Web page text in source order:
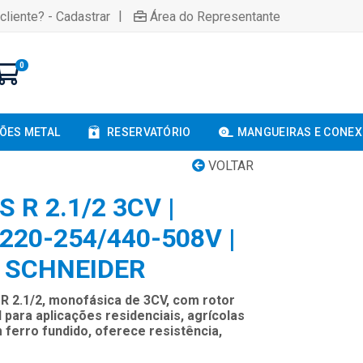
- Cadastrar | Área do Representante
0
METAL RESERVATÓRIO MANGUEIRAS E
VOLTAR
R 2.1/2 3CV |
220-254/440-508V |
2.1/2, monofásica de 3CV, com rotor
para aplicações residenciais, agrícolas
ferro fundido, oferece resistência,